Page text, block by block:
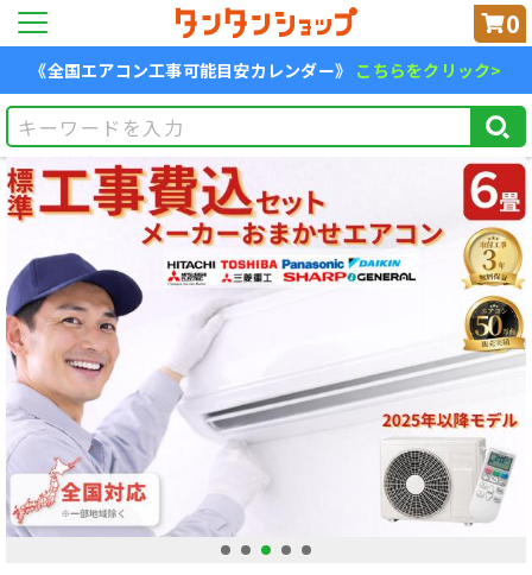
0
《全国エアコン工事可能目安カレンダー》 こちらをクリック>
1 2 3 4 5